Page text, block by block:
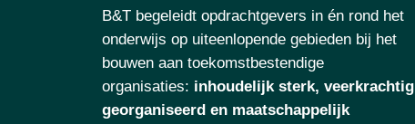
B&T begeleidt opdrachtgevers in én rond het
onderwijs op uiteenlopende gebieden bij het
bouwen aan toekomstbestendige
organisaties: inhoudelijk sterk, veerkrachtig
georganiseerd en maatschappelijk